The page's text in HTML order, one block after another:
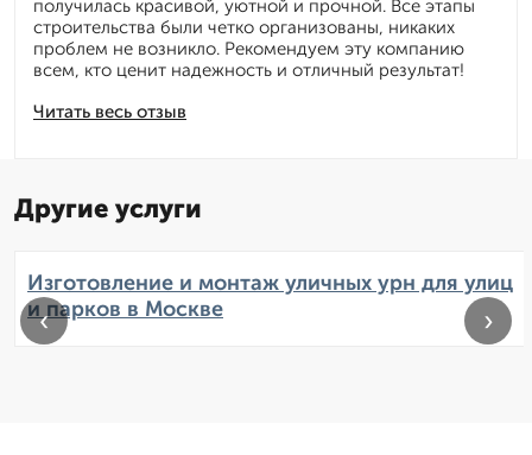
Читать весь отзыв
получилась красивой, уютной и прочной. Все этапы
строительства были четко организованы, никаких
проблем не возникло. Рекомендуем эту компанию
всем, кто ценит надежность и отличный результат!
Другие услуги
Изготовление и монтаж уличных урн для улиц
и парков в Москве
‹ ›